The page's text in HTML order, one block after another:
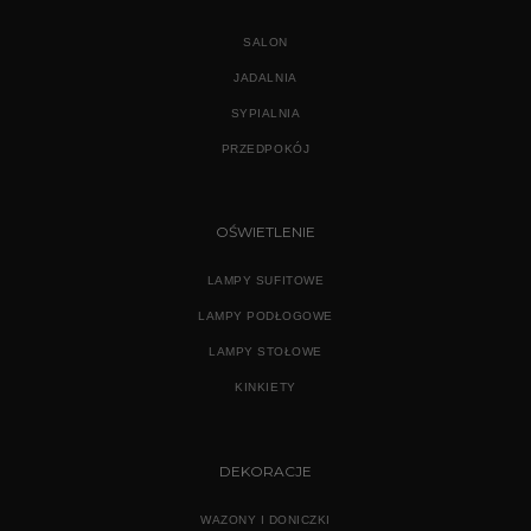
SALON
JADALNIA
SYPIALNIA
PRZEDPOKÓJ
OŚWIETLENIE
LAMPY SUFITOWE
LAMPY PODŁOGOWE
LAMPY STOŁOWE
KINKIETY
DEKORACJE
WAZONY I DONICZKI